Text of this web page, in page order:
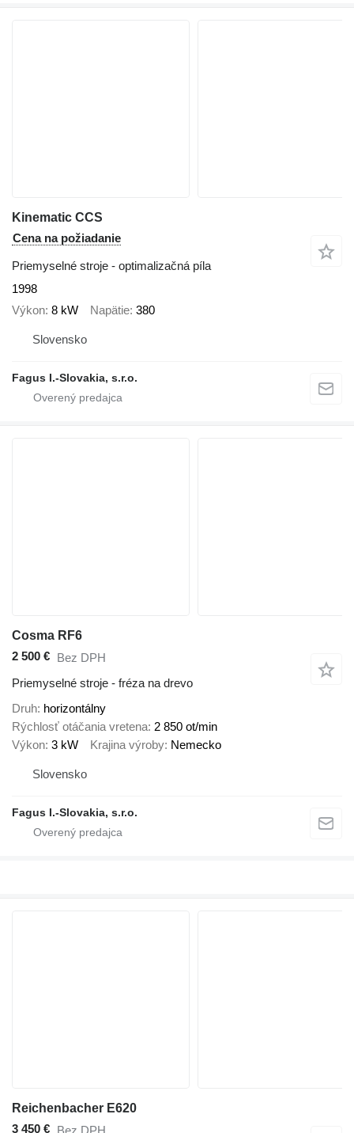
Kinematic CCS
Cena na požiadanie
Priemyselné stroje - optimalizačná píla
1998
Výkon 8 kW Napätie 380
Slovensko
Fagus I.-Slovakia, s.r.o.
Cosma RF6
2 500 € Bez DPH
Priemyselné stroje - fréza na drevo
Druh horizontálny
Rýchlosť otáčania vretena 2 850 ot/min
Výkon 3 kW Krajina výroby Nemecko
Slovensko
Fagus I.-Slovakia, s.r.o.
Reichenbacher E620
3 450 € Bez DPH